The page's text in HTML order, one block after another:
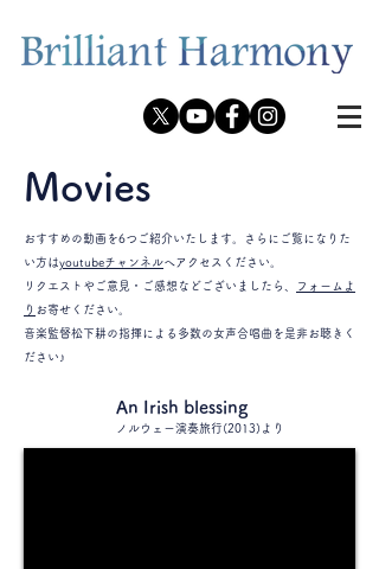
Movies
おすすめの動画を6つご紹介いたします。さらにご覧になりた
い方はyoutubeチャンネルへアクセスください。
リクエストやご意見・ご感想などございましたら、
フォームよ
り お寄せください。
​​音楽監督松下耕の指揮による多数の女声合唱曲を是非お聴きく
ださい♪
An Irish blessing
ノルウェー演奏旅行(2013)より